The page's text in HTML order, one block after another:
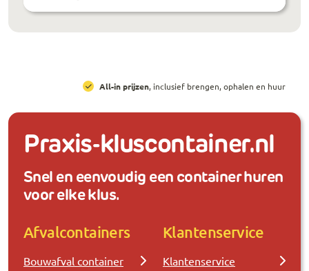
All-in prijzen, inclusief brengen, ophalen en huur
Praxis-kluscontainer.nl
Snel en eenvoudig een container huren
voor elke klus.
Afvalcontainers
Bouwafval container
Klantenservice
Klantenservice